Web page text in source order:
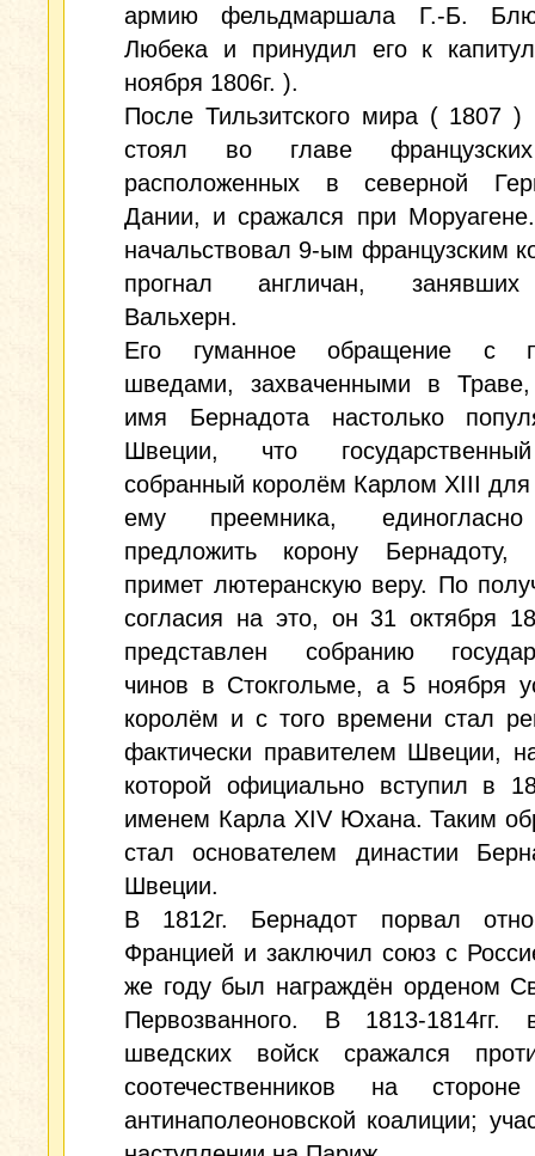
армию фельдмаршала Г.-Б.
Любека и принудил его к
ноября 1806г. ).
После Тильзитского мира ( 1807 )
стоял во главе
расположенных в северной
Дании, и сражался при
начальствовал 9-ым французским
прогнал англичан,
Вальхерн.
Его гуманное обращение с
шведами, захваченными в
имя Бернадота настолько
Швеции, что
собранный королём Карлом XIII для
ему преемника,
предложить корону
примет лютеранскую веру. По
согласия на это, он 31 октября
представлен собранию
чинов в Стокгольме, а 5 ноября
королём и с того времени стал
фактически правителем Швеции,
которой официально вступил в
именем Карла XIV Юхана. Таким
стал основателем династии
Швеции.
В 1812г. Бернадот порвал
Францией и заключил союз с
же году был награждён орденом
Первозванного. В 1813-1814гг.
шведских войск сражался
соотечественников на
антинаполеоновской коалиции;